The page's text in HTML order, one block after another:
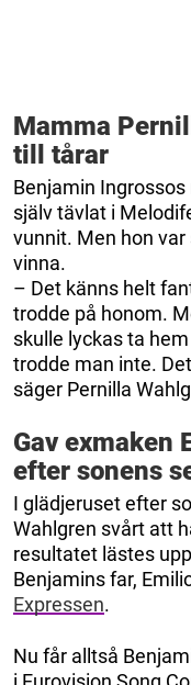
Mamma
till tårar
Benjamin
själv tävlat i
vunnit. Men hon
vinna.
– Det känns helt
trodde på honom.
skulle lyckas ta
trodde man inte.
säger Pernilla
Gav exmaken
efter sonens
I glädjeruset efter
Wahlgren svårt att
resultatet lästes
Benjamins far,
Expressen.
Nu får alltså